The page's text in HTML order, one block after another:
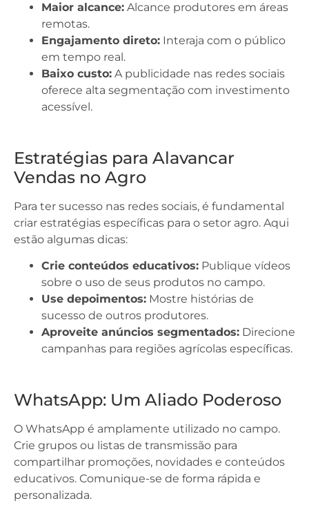
Maior alcance: Alcance produtores em áreas
remotas.
Engajamento direto: Interaja com o público
em tempo real.
Baixo custo: A publicidade nas redes sociais
oferece alta segmentação com investimento
acessível.
Estratégias para Alavancar
Vendas no Agro
Para ter sucesso nas redes sociais, é fundamental
criar estratégias específicas para o setor agro. Aqui
estão algumas dicas:
Crie conteúdos educativos: Publique vídeos
sobre o uso de seus produtos no campo.
Use depoimentos: Mostre histórias de
sucesso de outros produtores.
Aproveite anúncios segmentados: Direcione
campanhas para regiões agrícolas específicas.
WhatsApp: Um Aliado Poderoso
O WhatsApp é amplamente utilizado no campo.
Crie grupos ou listas de transmissão para
compartilhar promoções, novidades e conteúdos
educativos. Comunique-se de forma rápida e
personalizada.